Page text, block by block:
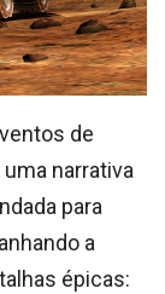
de
narrativa
para
a
épicas: